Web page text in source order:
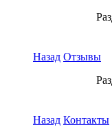
Назад Отзывы
Назад Контакты